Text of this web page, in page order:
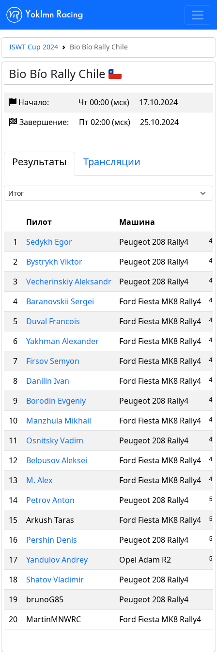
Yoklmn Racing
ISWT Cup 2024 Bio Bío Rally Chile
Bio Bío Rally Chile
Начало: Чт 00:00 (мск)
17.10.2024
Завершение:
Пт 02:00 (мск) 25.10.2024
Результаты Трансляции
Пилот
Машина
1
Sedykh Egor Peugeot 208 Rally4
2 Bystrykh Viktor Peugeot 208 Rally4
3 Vecherinskiy Aleksandr Peugeot 208 Rally4
4 Baranovskii Sergei Ford Fiesta MK8 Rally4
5 Duval Francois Ford Fiesta MK8 Rally4
6 Yakhman Alexander Ford Fiesta MK8 Rally4
7 Firsov Semyon Ford Fiesta MK8 Rally4
8 Danilin Ivan Ford Fiesta MK8 Rally4
9 Borodin Evgeniy Peugeot 208 Rally4
10 Manzhula Mikhail Ford Fiesta MK8 Rally4
11 Osnitsky Vadim Peugeot 208 Rally4
12 Belousov Aleksei Ford Fiesta MK8 Rally4
13 M. Alex Ford Fiesta MK8 Rally4
14 Petrov Anton Peugeot 208 Rally4
15 Arkush Taras Ford Fiesta MK8 Rally4
16 Pershin Denis Peugeot 208 Rally4
17 Yandulov Andrey Opel Adam R2
18 Shatov Vladimir
Peugeot 208 Rally4
19
brunoG85
Peugeot 208 Rally4
20
MartinMNWRC Ford Fiesta MK8 Rally4